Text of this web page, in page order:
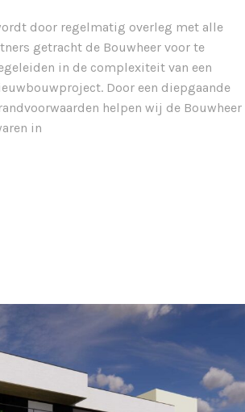
door regelmatig overleg met alle
getracht de Bouwheer voor te
in de complexiteit van een
Door een diepgaande
helpen wij de Bouwheer
in